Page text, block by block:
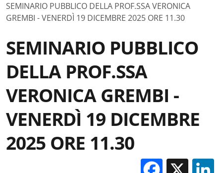
SEMINARIO PUBBLICO DELLA PROF.SSA VERONICA
GREMBI - VENERDÌ 19 DICEMBRE 2025 ORE 11.30
SEMINARIO PUBBLICO
DELLA PROF.SSA
VERONICA GREMBI -
VENERDÌ 19 DICEMBRE
2025 ORE 11.30
X